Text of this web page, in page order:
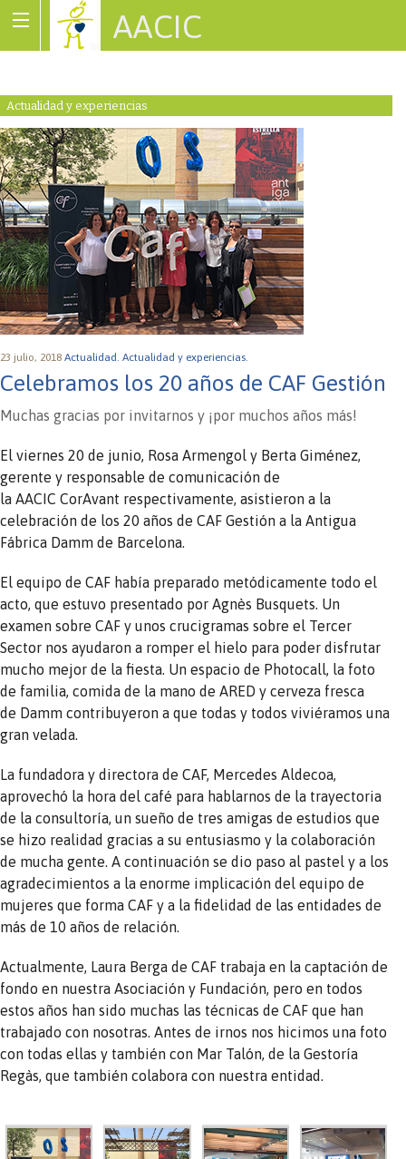
AACIC
Actualidad y experiencias
23 julio, 2018 Actualidad. Actualidad y experiencias.
Celebramos los 20 años de CAF Gestión
Muchas gracias por invitarnos y ¡por muchos años más!
El viernes 20 de junio, Rosa Armengol y Berta Giménez,
gerente y responsable de comunicación de
la AACIC CorAvant respectivamente, asistieron a la
celebración de los 20 años de CAF Gestión a la Antigua
Fábrica Damm de Barcelona.
El equipo de CAF había preparado metódicamente todo el
acto, que estuvo presentado por Agnès Busquets. Un
examen sobre CAF y unos crucigramas sobre el Tercer
Sector nos ayudaron a romper el hielo para poder disfrutar
mucho mejor de la fiesta. Un espacio de Photocall, la foto
de familia, comida de la mano de ARED y cerveza fresca
de Damm contribuyeron a que todas y todos viviéramos una
gran velada.
La fundadora y directora de CAF, Mercedes Aldecoa,
aprovechó la hora del café para hablarnos de la trayectoria
de la consultoría, un sueño de tres amigas de estudios que
se hizo realidad gracias a su entusiasmo y la colaboración
de mucha gente. A continuación se dio paso al pastel y a los
agradecimientos a la enorme implicación del equipo de
mujeres que forma CAF y a la fidelidad de las entidades de
más de 10 años de relación.
Actualmente, Laura Berga de CAF trabaja en la captación de
fondo en nuestra Asociación y Fundación, pero en todos
estos años han sido muchas las técnicas de CAF que han
trabajado con nosotras. Antes de irnos nos hicimos una foto
con todas ellas y también con Mar Talón, de la Gestoría
Regàs, que también colabora con nuestra entidad.